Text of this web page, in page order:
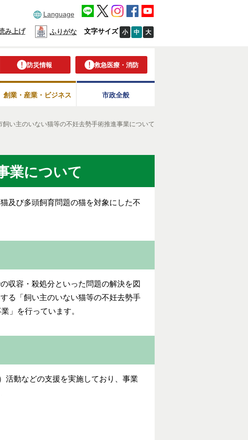
Language
み上げ ふりがな 文字サイズ 小 中 大
防災情報 救急医療・消防
創業・産業・ビジネス 市政全般
飼い主のいない猫等の不妊去勢手術推進事業について
業について
及び多頭飼育問題の猫を対象にした不
収容・殺処分といった問題の解決を図
る「飼い主のいない猫等の不妊去勢手
」を行っています。
動などの支援を実施しており、事業